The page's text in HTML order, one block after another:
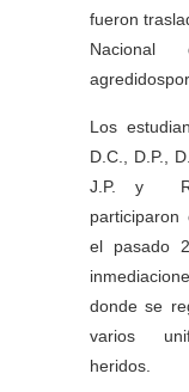
fueron
Nacional
Los
D.C., D.P.,
J.P. y
participaron
el pasado
donde se
varios
heridos.